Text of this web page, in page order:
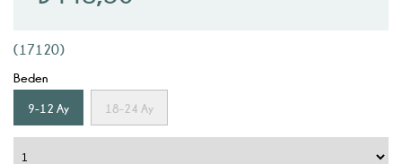
(17120)
Beden
9-12 Ay 18-24 Ay